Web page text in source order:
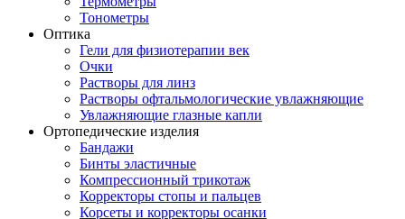
Тонометры
Оптика
Гели для физиотерапии век
Очки
Растворы для линз
Растворы офтальмологические увлажняющие
Увлажняющие глазные капли
Ортопедические изделия
Бандажи
Бинты эластичные
Компрессионный трикотаж
Корректоры стопы и пальцев
Корсеты и корректоры осанки